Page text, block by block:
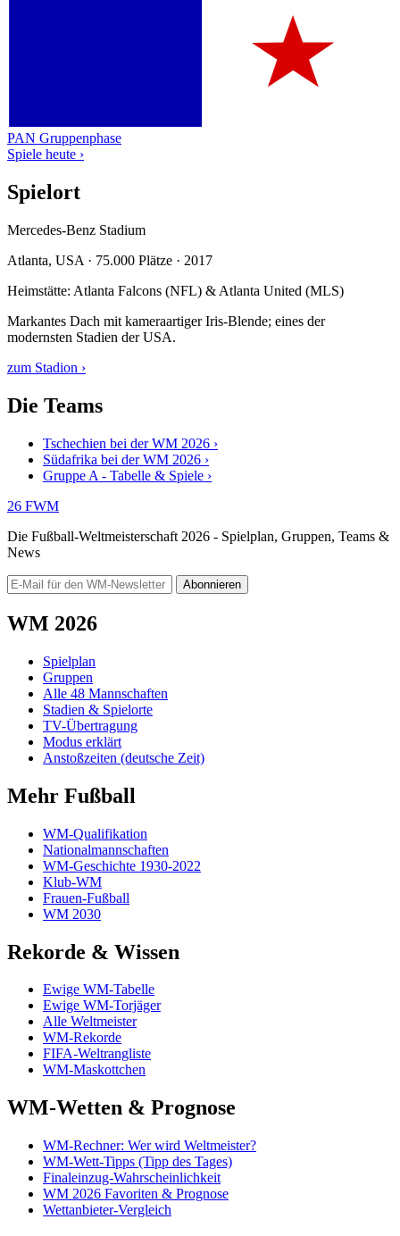
PAN Gruppenphase
Spiele heute ›
Spielort
Mercedes-Benz Stadium
Atlanta, USA · 75.000 Plätze · 2017
Heimstätte: Atlanta Falcons (NFL) & Atlanta United (MLS)
Markantes Dach mit kameraartiger Iris-Blende; eines der
modernsten Stadien der USA.
zum Stadion ›
Die Teams
Tschechien bei der WM 2026 ›
Südafrika bei der WM 2026 ›
Gruppe A - Tabelle & Spiele ›
26 FWM
Die Fußball-Weltmeisterschaft 2026 - Spielplan, Gruppen, Teams &
News
Abonnieren
WM 2026
Spielplan
Gruppen
Alle 48 Mannschaften
Stadien & Spielorte
TV-Übertragung
Modus erklärt
Anstoßzeiten (deutsche Zeit)
Mehr Fußball
WM-Qualifikation
Nationalmannschaften
WM-Geschichte 1930-2022
Klub-WM
Frauen-Fußball
WM 2030
Rekorde & Wissen
Ewige WM-Tabelle
Ewige WM-Torjäger
Alle Weltmeister
WM-Rekorde
FIFA-Weltrangliste
WM-Maskottchen
WM-Wetten & Prognose
WM-Rechner: Wer wird Weltmeister?
WM-Wett-Tipps (Tipp des Tages)
Finaleinzug-Wahrscheinlichkeit
WM 2026 Favoriten & Prognose
Wettanbieter-Vergleich